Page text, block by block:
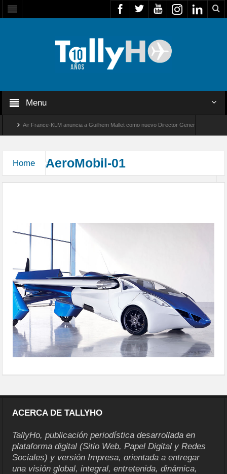
Menu
Air France-KLM anuncia a Guilhem Mallet como nuevo Director General para
Home AeroMobil-01
ACERCA DE TALLYHO
TallyHo, publicación periodística desarrollada en
plataforma digital (Sitio Web, Papel Digital y Redes
Sociales) y versión Impresa, orientada a entregar
una visión global, integral, entretenida, dinámica,